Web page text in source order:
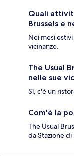
Quali
Brussels e
Nei mesi
vicinanze.
The Usual
nelle sue
Sì, c'è un
Com'è la
The Usual
da Stazione di